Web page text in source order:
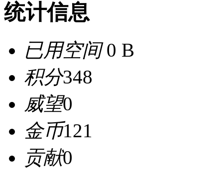
统计信息
已用空间0 B
积分348
威望0
金币121
贡献0